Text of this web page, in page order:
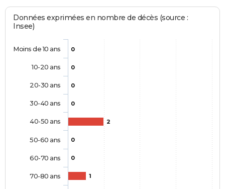
Données exprimées en nombre de décès (source :
Insee)
0
0
0
0
2
0
0
1
Moins de 10 ans
10-20 ans
20-30 ans
30-40 ans
40-50 ans
50-60 ans
60-70 ans
70-80 ans